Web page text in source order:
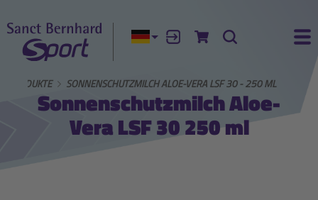
Aktuelle Sprache:
AnmeldenZum Warenkorb
Suche
SONNENSCHUTZMILCH ALOE-VERA LSF 30 - 250 ML
Sonnenschutzmilch Aloe-
Vera LSF 30 250 ml